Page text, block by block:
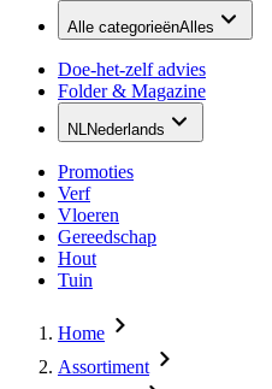
Alle categorieënAlles
Doe-het-zelf advies
Folder & Magazine
NLNederlands
Promoties
Verf
Vloeren
Gereedschap
Hout
Tuin
Home
Assortiment